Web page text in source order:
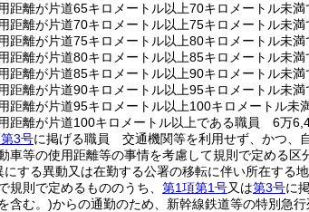
距離が片道65キロメートル以上70キロメートル未
距離が片道70キロメートル以上75キロメートル未
距離が片道75キロメートル以上80キロメートル未
距離が片道80キロメートル以上85キロメートル未
距離が片道85キロメートル以上90キロメートル未
距離が片道90キロメートル以上95キロメートル未
距離が片道95キロメートル以上100キロメートル
距離が片道100キロメートル以上である職員 6万
3号に掲げる職員 交通機関等を利用せず、かつ、
車等の使用距離等の事情を考慮して規則で定める区
にする異動又は在勤する公署の移転に伴い所在する
規則で定めるもののうち、 第1項第1号又は第3号に
含む。)からの通勤のため、新幹線鉄道等の特別急